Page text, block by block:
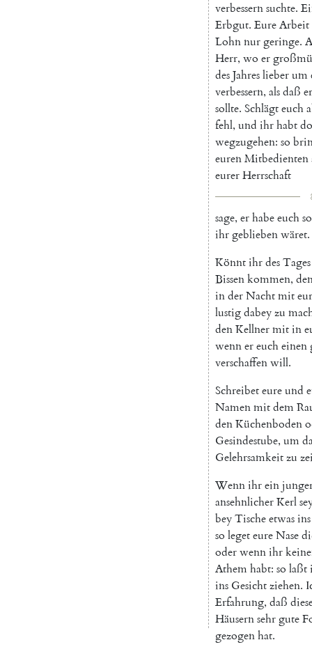
verbessernsuchte.
Erbgut. EureArbeit
Lohnnurgeringe.
Herr, wo er
desJahreslieberum
verbessern, alsdaß er
sollte. Schlägteuch
fehl, und ihrhabt
wegzugehen: so
eurenMitbedienten
eurerHerrschaft
sage, erhabeeuchso
ihrgebliebenwäret.
KönntihrdesTages
Bissenkommen,
inderNachtmit
lustigdabeyzu
denKellnermitin
wennereucheinen
verschaffenwill.
Schreibeteureund
Namenmitdem
denKüchenboden
Gesindestube, um
Gelehrsamkeitzu
Wennihrein
ansehnlicherKerl
beyTischeetwasins
so legeteureNase
oderwennihr
Athemhabt: so laßt
ins Gesichtziehen.
Erfahrung, daß
Häusernsehrgute
gezogenhat.